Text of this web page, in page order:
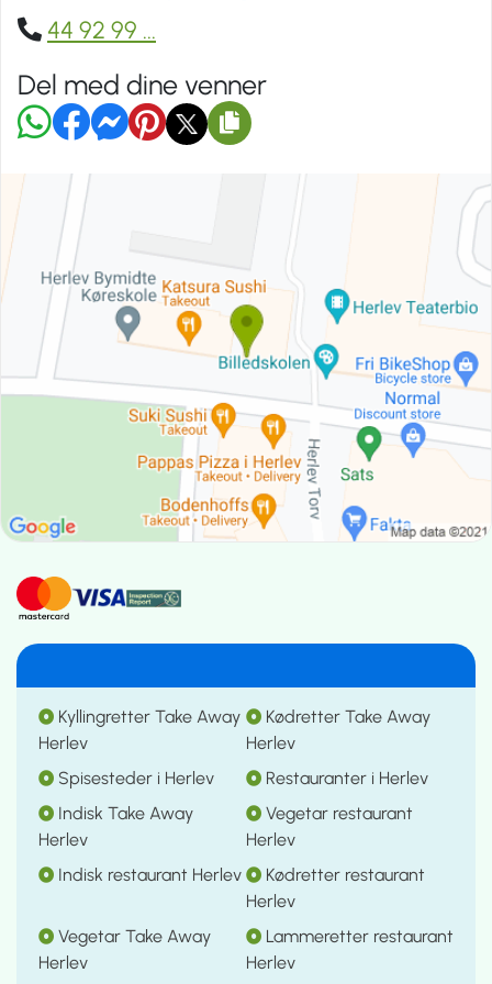
44 92 99 ...
Del med dine venner
Kyllingretter Take Away
Herlev
Kødretter Take Away
Herlev
Spisesteder i Herlev
Restauranter i Herlev
Indisk Take Away
Herlev
Vegetar restaurant
Herlev
Indisk restaurant Herlev
Kødretter restaurant
Herlev
Vegetar Take Away
Herlev
Lammeretter restaurant
Herlev